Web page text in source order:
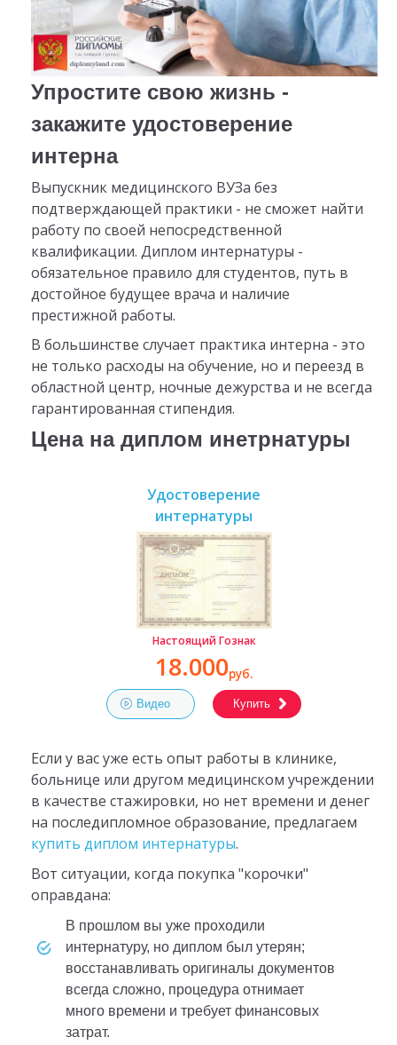
Упростите свою жизнь -
закажите удостоверение
интерна
Выпускник медицинского ВУЗа без
подтверждающей практики - не сможет найти
работу по своей непосредственной
квалификации. Диплом интернатуры -
обязательное правило для студентов, путь в
достойное будущее врача и наличие
престижной работы.
В большинстве случает практика интерна - это
не только расходы на обучение, но и переезд в
областной центр, ночные дежурства и не всегда
гарантированная стипендия.
Цена на диплом инетрнатуры
Удостоверение
интернатуры
Настоящий Гознак
18.000руб.
Видео Купить
Если у вас уже есть опыт работы в клинике,
больнице или другом медицинском учреждении
в качестве стажировки, но нет времени и денег
на последипломное образование, предлагаем
купить диплом интернатуры.
Вот ситуации, когда покупка "корочки"
оправдана:
в прошлом вы уже проходили
интернатуру, но диплом был утерян;
восстанавливать оригиналы документов
всегда сложно, процедура отнимает
много времени и требует финансовых
затрат.